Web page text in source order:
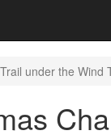
under the Wind